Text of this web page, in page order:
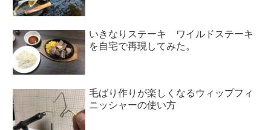
いきなりステーキ ワイルドステーキ
を自宅で再現してみた。
毛ばり作りが楽しくなるウィップフィ
ニッシャーの使い方